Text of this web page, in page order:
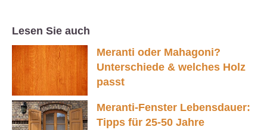
Lesen Sie auch
Meranti oder Mahagoni?
Unterschiede & welches Holz
passt
Meranti-Fenster Lebensdauer:
Tipps für 25-50 Jahre